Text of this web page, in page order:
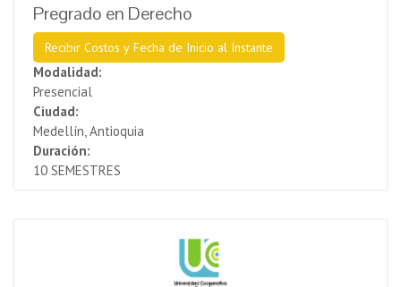
Pregrado en Derecho
Recibir Costos y Fecha de Inicio al Instante
Modalidad:
Presencial
Ciudad:
Medellín, Antioquia
Duración:
10 SEMESTRES